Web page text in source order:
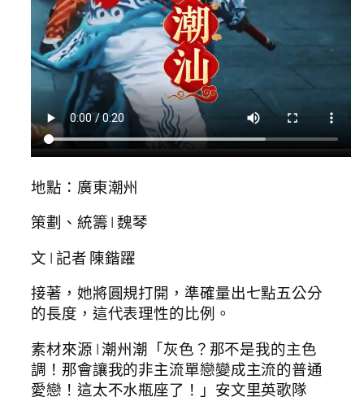
地點：廣東潮州
策劃、統籌 | 魏琴
文 | 記者 陳鍇躍
接著，她將圓規打開，準確量出七點五公分
的長度，這代表理性的比例。
素材來源 | 潮州潮「灰色？那不是我的主色
調！那會讓我的非主流單戀變成主流的普通
愛戀！這太不水瓶座了！」安文里英歌隊